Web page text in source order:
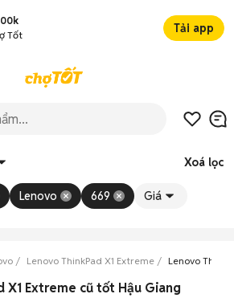
Tốt
Tải app
Xoá lọc
Lenovo 669 Giá
Lenovo ThinkPad X1 Extreme Lenovo
Extreme cũ tốt Hậu Giang